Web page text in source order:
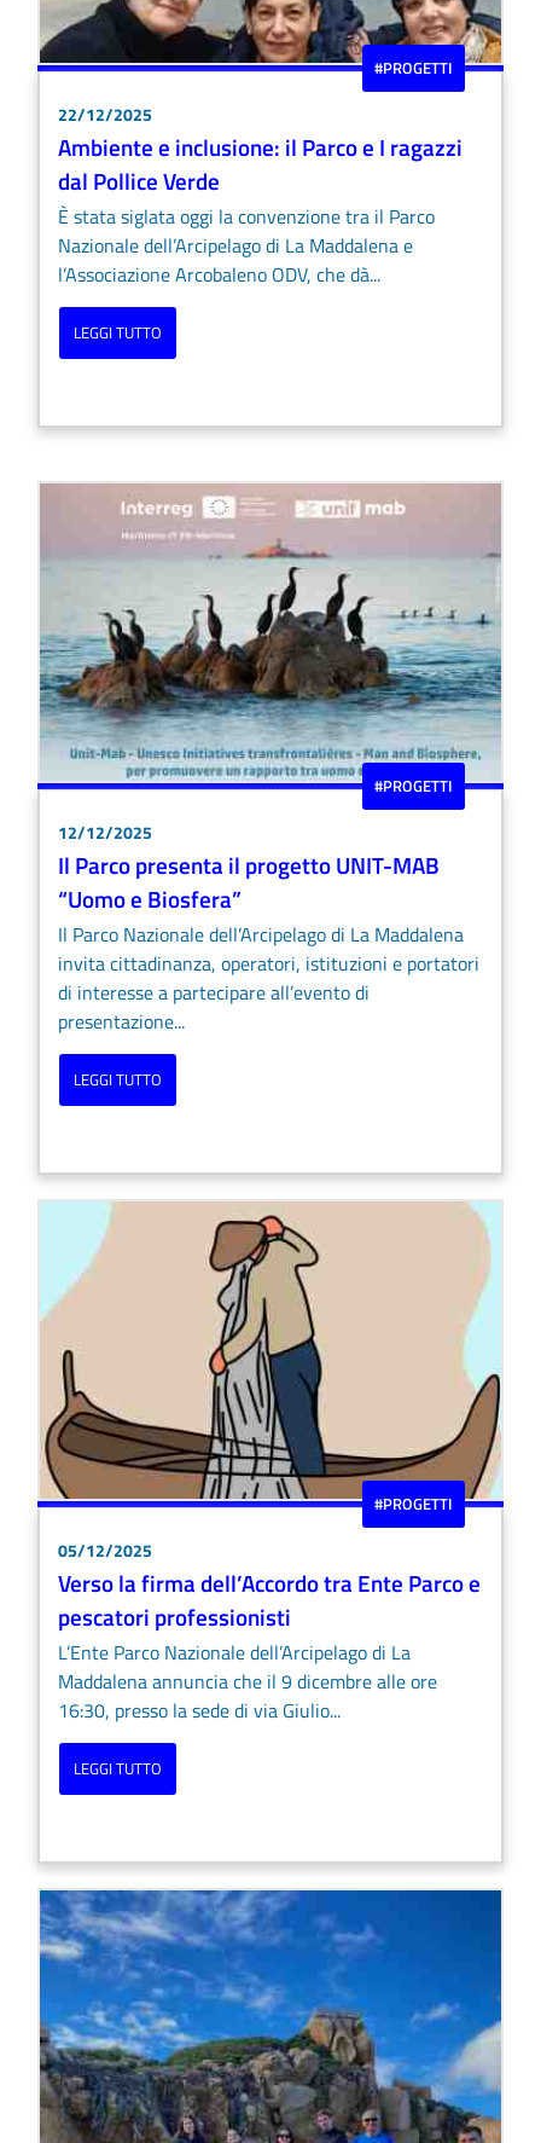
#PROGETTI
22/12/2025
Ambiente e inclusione: il Parco e I ragazzi
dal Pollice Verde
È stata siglata oggi la convenzione tra il Parco
Nazionale dell’Arcipelago di La Maddalena e
l’Associazione Arcobaleno ODV, che dà...
LEGGI TUTTO
#PROGETTI
12/12/2025
Il Parco presenta il progetto UNIT-MAB
“Uomo e Biosfera”
Il Parco Nazionale dell’Arcipelago di La Maddalena
invita cittadinanza, operatori, istituzioni e portatori
di interesse a partecipare all’evento di
presentazione...
LEGGI TUTTO
#PROGETTI
05/12/2025
Verso la firma dell’Accordo tra Ente Parco e
pescatori professionisti
L’Ente Parco Nazionale dell’Arcipelago di La
Maddalena annuncia che il 9 dicembre alle ore
16:30, presso la sede di via Giulio...
LEGGI TUTTO